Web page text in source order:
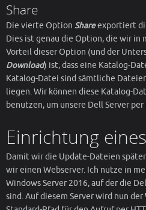
Share
Die vierte Option Shareexportiert
Dies ist genau die Option, die wir in
Vorteil dieser Option (und der
Download) ist, dass eine Katalog-
Katalog-Datei sind sämtliche
liegen. Wir können diese Katalog-
benutzen, um unsere Dell Server
Einrichtung
Damit wir die Update-Dateien
wir einen Webserver. Ich nutze in
Windows Server 2016, auf der die
sind. Auf diesem Server wird nun